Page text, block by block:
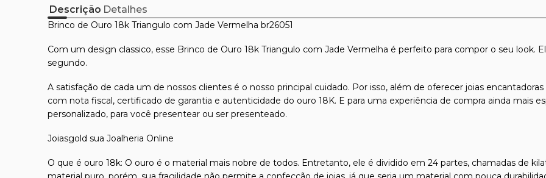
Descrição Detalhes
Brinco de Ouro 18k Triangulo com Jade Vermelha br26051
Com um design classico, esse Brinco de Ouro 18k Triangulo com Jade Vermelha é perfeito para compor o seu look.
segundo.
A satisfação de cada um de nossos clientes é o nosso principal cuidado. Por isso, além de oferecer joias
com nota fiscal, certificado de garantia e autenticidade do ouro 18K. E para uma experiência de compra ainda mais
personalizado, para você presentear ou ser presenteado.
Joiasgold sua Joalheria Online
O que é ouro 18k: O ouro é o material mais nobre de todos. Entretanto, ele é dividido em 24 partes, chamadas de